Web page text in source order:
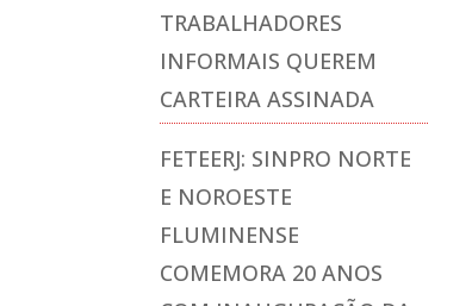
TRABALHADORES
INFORMAIS QUEREM
CARTEIRA ASSINADA
FETEERJ: SINPRO NORTE
E NOROESTE
FLUMINENSE
COMEMORA 20 ANOS